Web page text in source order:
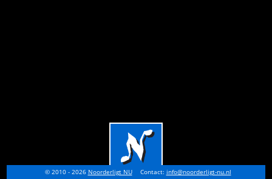
© 2010 - 2026 Noorderligt NU Contact: info@noorderligt-nu.nl